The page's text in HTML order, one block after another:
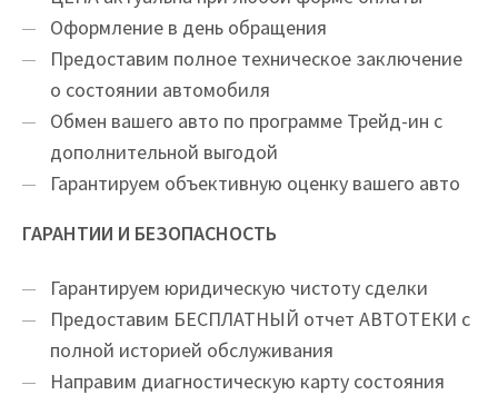
Оформление в день обращения
Предоставим полное техническое заключение
о состоянии автомобиля
Обмен вашего авто по программе Трейд-ин с
дополнительной выгодой
Гарантируем объективную оценку вашего авто
ГАРАНТИИ И БЕЗОПАСНОСТЬ
Гарантируем юридическую чистоту сделки
Предоставим БЕСПЛАТНЫЙ отчет АВТОТЕКИ с
полной историей обслуживания
Направим диагностическую карту состояния